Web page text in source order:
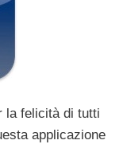
la felicità di tutti
applicazione